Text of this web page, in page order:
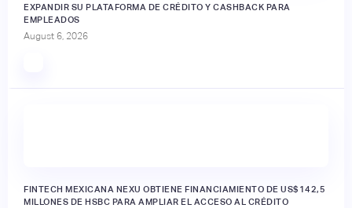
EXPANDIR SU PLATAFORMA DE CRÉDITO Y CASHBACK PARA
EMPLEADOS
August 6, 2026
FINTECH MEXICANA NEXU OBTIENE FINANCIAMIENTO DE US$142,5
MILLONES DE HSBC PARA AMPLIAR EL ACCESO AL CRÉDITO